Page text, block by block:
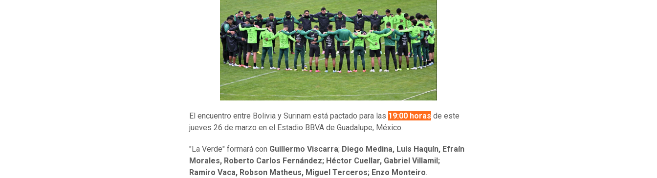
El encuentro entre Bolivia y Surinam está pactado para las 19:00 horas de este
jueves 26 de marzo en el Estadio BBVA de Guadalupe, México.
"La Verde" formará con Guillermo Viscarra; Diego Medina, Luis Haquín, Efraín
Morales, Roberto Carlos Fernández; Héctor Cuellar, Gabriel Villamil;
Ramiro Vaca, Robson Matheus, Miguel Terceros; Enzo Monteiro.